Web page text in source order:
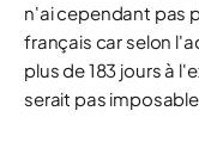
n'ai cependant pas
français car selon
plus de 183 jours à
serait pas